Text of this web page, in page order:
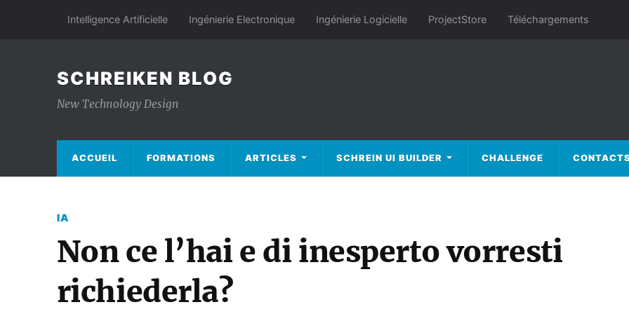
Intelligence Artificielle Ingénierie Electronique Ingénierie Logicielle ProjectStore Téléchargements
SCHREIKEN BLOG
New Technology Design
ACCUEIL FORMATIONS ARTICLES SCHREIN UI BUILDER CHALLENGE
IA
Non ce l’hai e di inesperto vorresti
richiederla?